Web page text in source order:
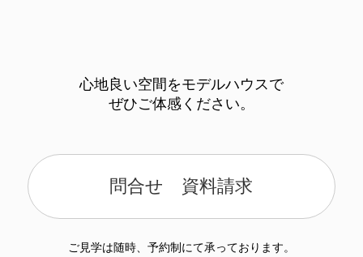
心地良い空間をモデルハウスで
ぜひご体感ください。
問合せ 資料請求
ご見学は随時、予約制にて承っております。